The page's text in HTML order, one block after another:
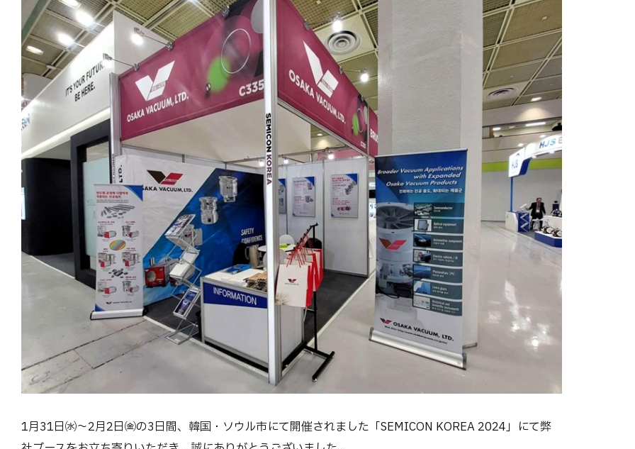
1月31日㈬～2月2日㈮の3日間、韓国・ソウル市にて開催されました「SEMICON KOREA 2024」にて弊